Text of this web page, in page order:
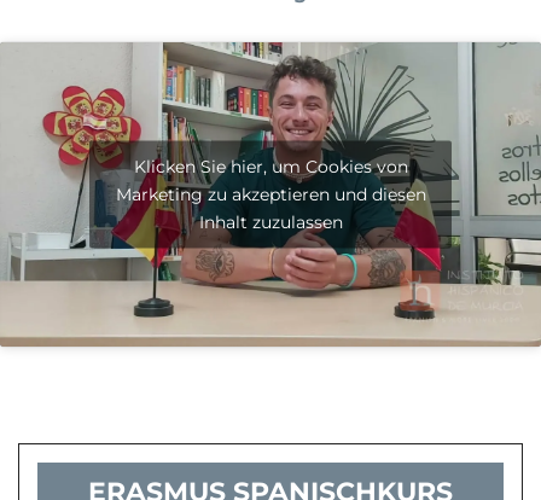
Klicken Sie hier, um Cookies von
Marketing zu akzeptieren und diesen
Inhalt zuzulassen
ERASMUS SPANISCHKURS